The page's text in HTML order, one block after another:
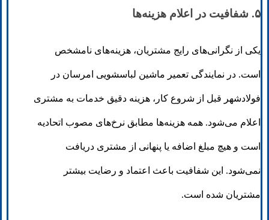
۵. شفافیت در اعلام هزینه‌ها
یکی از نگرانی‌های رایج مشتریان، هزینه‌های نامشخص
است. در نمایندگی تعمیر ماشین لباسشویی امرسان در
فولادشهر قبل از شروع کار، هزینه دقیق خدمات به مشتری
اعلام می‌شود. همه هزینه‌ها مطابق نرخ‌های مصوب اتحادیه
است و هیچ مبلغ اضافه یا پنهانی از مشتری دریافت
نمی‌شود. این شفافیت باعث اعتماد و رضایت بیشتر
مشتریان شده است.